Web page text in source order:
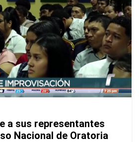
a sus representantes
Nacional de Oratoria